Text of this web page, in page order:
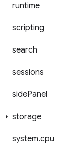
runtime
scripting
search
sessions
sidePanel
storage
system.cpu